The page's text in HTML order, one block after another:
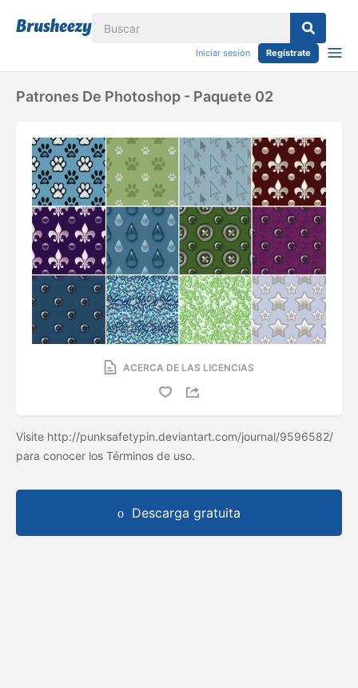
Iniciar sesión Regístrate
Patrones De Photoshop - Paquete 02
ACERCA DE LAS LICENCIAS
Visite http://punksafetypin.deviantart.com/journal/9596582/
para conocer los Términos de uso.
Descarga gratuita